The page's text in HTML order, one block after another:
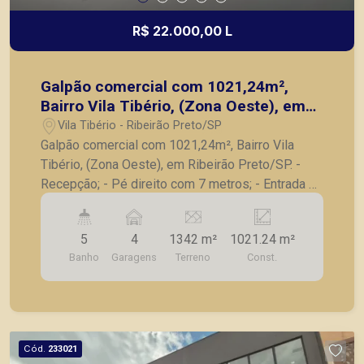
R$ 22.000,00 L
Galpão comercial com 1021,24m²,
Bairro Vila Tibério, (Zona Oeste), em
Ribeirão Preto/SP.
Vila Tibério - Ribeirão Preto/SP
Galpão comercial com 1021,24m², Bairro Vila
Tibério, (Zona Oeste), em Ribeirão Preto/SP. -
Recepção; - Pé direito com 7 metros; - Entrada e
saída para caminhões; - Piso de concreto
usinado; - Lavabo; - Cozinha; -
Banheiros/Vestiários; - Salas; - Depósito; -
Excelente para a sua empresa em localização
estratégica. A Piramid tem como objetivo atender
mesmo nos principais lançamentos da cidade de
Ribeirão Preto
5
Banho
4
Garagens
1342 m²
Terreno
1021.24 m²
Const.
Cód. 233021